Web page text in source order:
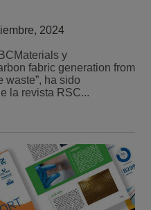
2024
y
fabric generation from
waste”, ha sido
la revista RSC...